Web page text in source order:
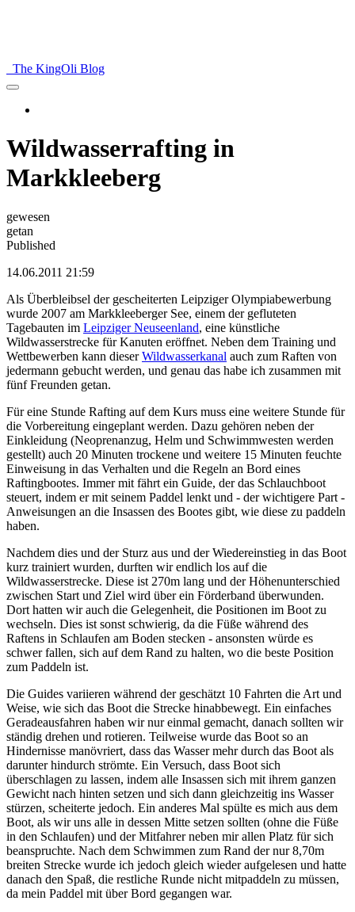
The KingOli Blog
Wildwasserrafting in
Markkleeberg
gewesen
getan
Published
14.06.2011 21:59
Als Überbleibsel der gescheiterten Leipziger Olympiabewerbung
wurde 2007 am Markkleeberger See, einem der gefluteten
Tagebauten im Leipziger Neuseenland, eine künstliche
Wildwasserstrecke für Kanuten eröffnet. Neben dem Training und
Wettbewerben kann dieserWildwasserkanal auch zum Raften von
jedermann gebucht werden, und genau das habe ich zusammen mit
fünf Freunden getan.
Für eine Stunde Rafting auf dem Kurs muss eine weitere Stunde für
die Vorbereitung eingeplant werden. Dazu gehören neben der
Einkleidung (Neoprenanzug, Helm und Schwimmwesten werden
gestellt) auch 20 Minuten trockene und weitere 15 Minuten feuchte
Einweisung in das Verhalten und die Regeln an Bord eines
Raftingbootes. Immer mit fährt ein Guide, der das Schlauchboot
steuert, indem er mit seinem Paddel lenkt und - der wichtigere Part -
Anweisungen an die Insassen des Bootes gibt, wie diese zu paddeln
haben.
Nachdem dies und der Sturz aus und der Wiedereinstieg in das Boot
kurz trainiert wurden, durften wir endlich los auf die
Wildwasserstrecke. Diese ist 270m lang und der Höhenunterschied
zwischen Start und Ziel wird über ein Förderband überwunden.
Dort hatten wir auch die Gelegenheit, die Positionen im Boot zu
wechseln. Dies ist sonst schwierig, da die Füße während des
Raftens in Schlaufen am Boden stecken - ansonsten würde es
schwer fallen, sich auf dem Rand zu halten, wo die beste Position
zum Paddeln ist.
Die Guides variieren während der geschätzt 10 Fahrten die Art und
Weise, wie sich das Boot die Strecke hinabbewegt. Ein einfaches
Geradeausfahren haben wir nur einmal gemacht, danach sollten wir
ständig drehen und rotieren. Teilweise wurde das Boot so an
Hindernisse manövriert, dass das Wasser mehr durch das Boot als
darunter hindurch strömte. Ein Versuch, dass Boot sich
überschlagen zu lassen, indem alle Insassen sich mit ihrem ganzen
Gewicht nach hinten setzen und sich dann gleichzeitig ins Wasser
stürzen, scheiterte jedoch. Ein anderes Mal spülte es mich aus dem
Boot, als wir uns alle in dessen Mitte setzen sollten (ohne die Füße
in den Schlaufen) und der Mitfahrer neben mir allen Platz für sich
beanspruchte. Nach dem Schwimmen zum Rand der nur 8,70m
breiten Strecke wurde ich jedoch gleich wieder aufgelesen und hatte
danach den Spaß, die restliche Runde nicht mitpaddeln zu müssen,
da mein Paddel mit über Bord gegangen war.